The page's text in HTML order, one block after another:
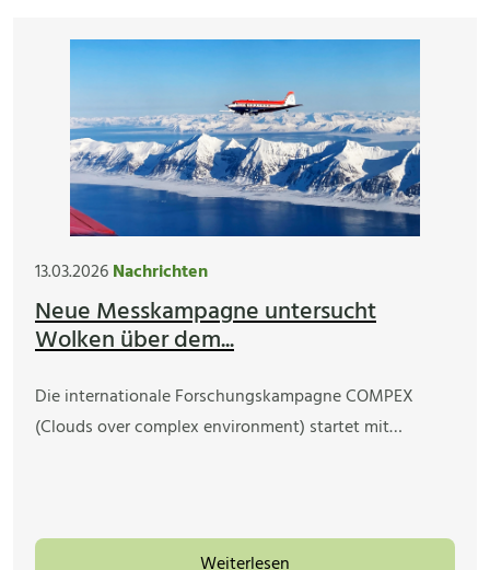
13.03.2026Nachrichten
Neue Messkampagne untersucht
Wolken über dem...
Die internationale Forschungskampagne COMPEX
(Clouds over complex environment) startet mit…